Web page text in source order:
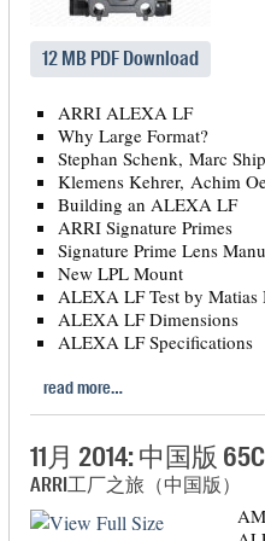
12 MB PDF Download
ARRI ALEXA LF
Why Large Format?
Stephan Schenk, Marc
Klemens Kehrer, Achim
Building an ALEXA LF
ARRI Signature Primes
Signature Prime Lens
New LPL Mount
ALEXA LF Test by Matias
ALEXA LF Dimensions
ALEXA LF Specifications
read more…
11月 2014: 中国版
ARRI工厂之旅（中国版）